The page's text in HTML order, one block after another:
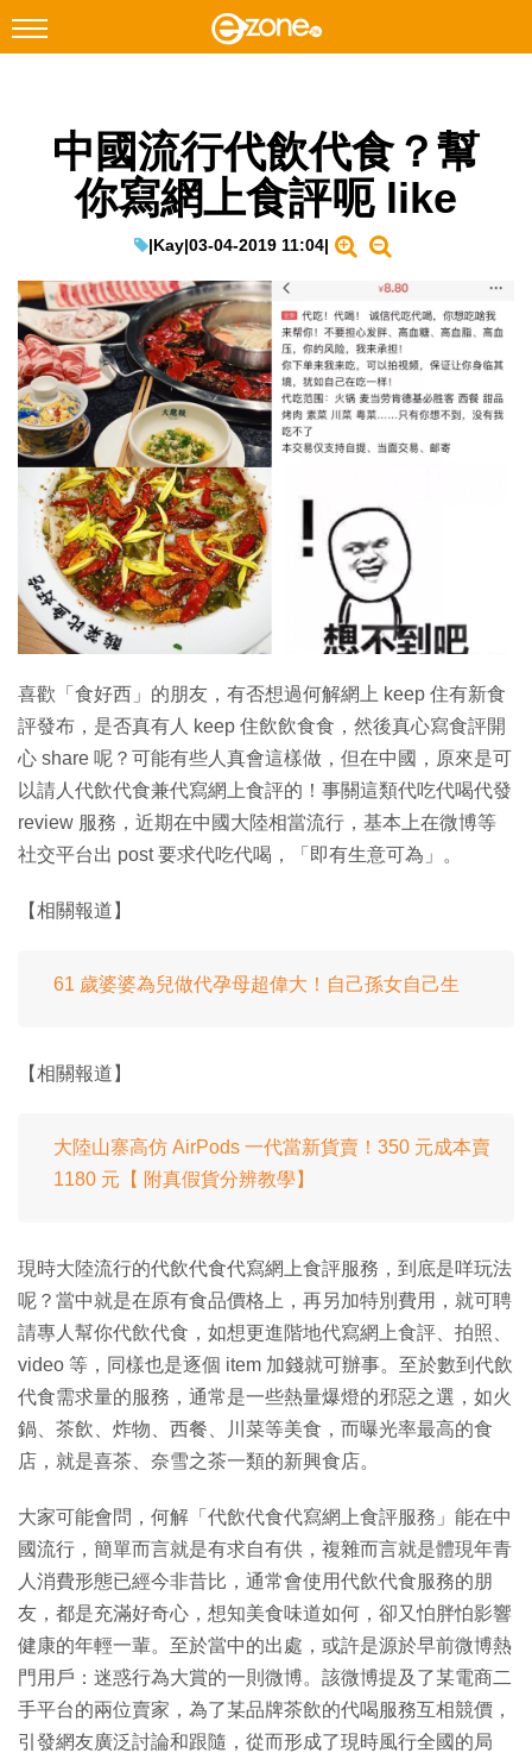
Facebook Instagram
科技焦點
遊戲動漫
教學評測
EduTech
IT Times
生成式AI與雲端應用
Enterprise Digital Transformation
特集
中國流行代飲代食？幫
你寫網上食評呃 like
|Kay|03-04-2019 11:04|
喜歡「食好西」的朋友，有否想過何解網上 keep 住有新食
評發布，是否真有人 keep 住飲飲食食，然後真心寫食評開
心 share 呢？可能有些人真會這樣做，但在中國，原來是可
以請人代飲代食兼代寫網上食評的！事關這類代吃代喝代發
review 服務，近期在中國大陸相當流行，基本上在微博等
社交平台出 post 要求代吃代喝，「即有生意可為」。
【相關報道】
61 歲婆婆為兒做代孕母超偉大！自己孫女自己生
【相關報道】
大陸山寨高仿 AirPods 一代當新貨賣！350 元成本賣
1180 元【 附真假貨分辨教學】
現時大陸流行的代飲代食代寫網上食評服務，到底是咩玩法
呢？當中就是在原有食品價格上，再另加特別費用，就可聘
請專人幫你代飲代食，如想更進階地代寫網上食評、拍照、
video 等，同樣也是逐個 item 加錢就可辦事。至於數到代飲
代食需求量的服務，通常是一些熱量爆燈的邪惡之選，如火
鍋、茶飲、炸物、西餐、川菜等美食，而曝光率最高的食
店，就是喜茶、奈雪之茶一類的新興食店。
大家可能會問，何解「代飲代食代寫網上食評服務」能在中
國流行，簡單而言就是有求自有供，複雜而言就是體現年青
人消費形態已經今非昔比，通常會使用代飲代食服務的朋
友，都是充滿好奇心，想知美食味道如何，卻又怕胖怕影響
健康的年輕一輩。至於當中的出處，或許是源於早前微博熱
門用戶：迷惑行為大賞的一則微博。該微博提及了某電商二
手平台的兩位賣家，為了某品牌茶飲的代喝服務互相競價，
引發網友廣泛討論和跟隨，從而形成了現時風行全國的局